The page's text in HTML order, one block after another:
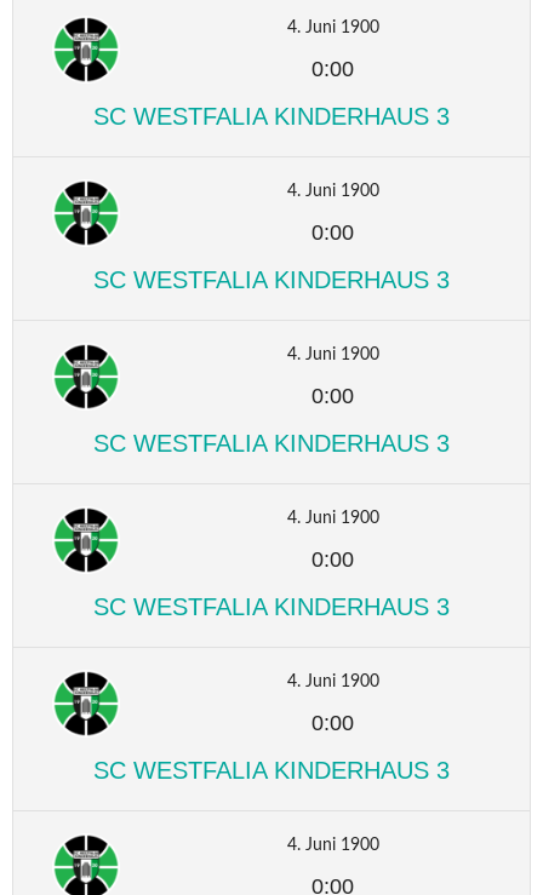
4. Juni 1900
0:00
SC WESTFALIA KINDERHAUS 3
4. Juni 1900
0:00
SC WESTFALIA KINDERHAUS 3
4. Juni 1900
0:00
SC WESTFALIA KINDERHAUS 3
4. Juni 1900
0:00
SC WESTFALIA KINDERHAUS 3
4. Juni 1900
0:00
SC WESTFALIA KINDERHAUS 3
4. Juni 1900
0:00